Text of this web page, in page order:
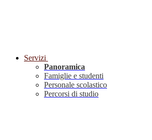
Servizi
Panoramica
Famiglie e studenti
Personale scolastico
Percorsi di studio